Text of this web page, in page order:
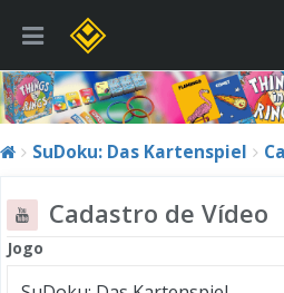
SuDoku: Das Kartenspiel
Cadastro de Vídeo
Jogo